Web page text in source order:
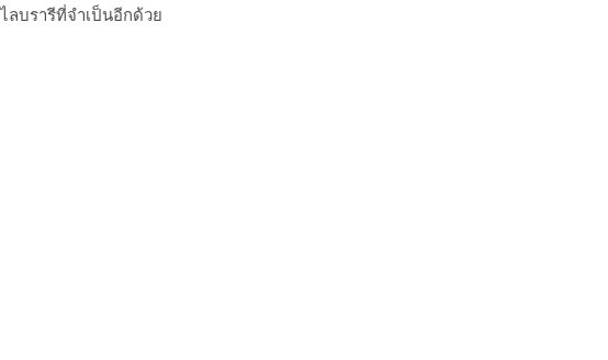
ลบรารีที่จำเป็นอีกด้วย